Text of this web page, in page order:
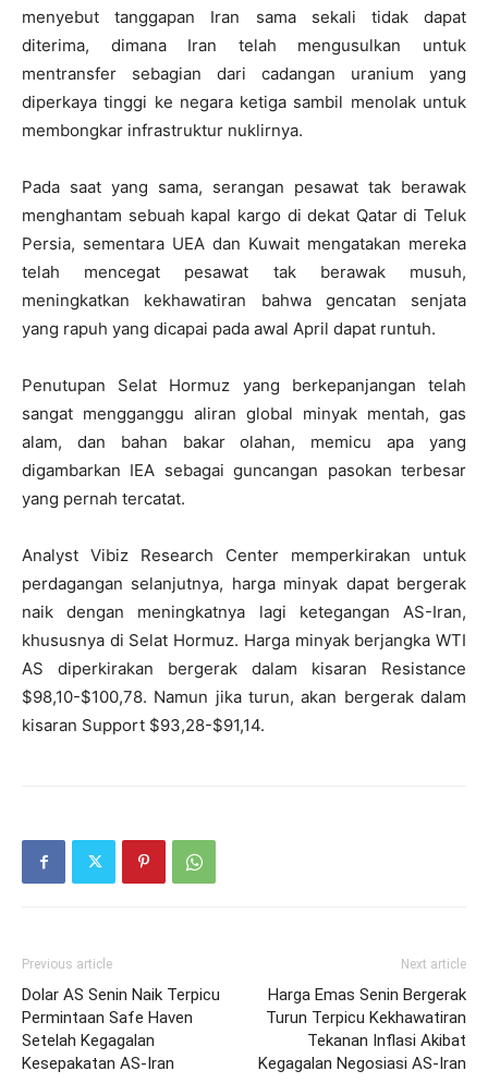
menyebut tanggapan Iran sama sekali tidak dapat
diterima, dimana Iran telah mengusulkan untuk
mentransfer sebagian dari cadangan uranium yang
diperkaya tinggi ke negara ketiga sambil menolak untuk
membongkar infrastruktur nuklirnya.
Pada saat yang sama, serangan pesawat tak berawak
menghantam sebuah kapal kargo di dekat Qatar di Teluk
Persia, sementara UEA dan Kuwait mengatakan mereka
telah mencegat pesawat tak berawak musuh,
meningkatkan kekhawatiran bahwa gencatan senjata
yang rapuh yang dicapai pada awal April dapat runtuh.
Penutupan Selat Hormuz yang berkepanjangan telah
sangat mengganggu aliran global minyak mentah, gas
alam, dan bahan bakar olahan, memicu apa yang
digambarkan IEA sebagai guncangan pasokan terbesar
yang pernah tercatat.
Analyst Vibiz Research Center memperkirakan untuk
perdagangan selanjutnya, harga minyak dapat bergerak
naik dengan meningkatnya lagi ketegangan AS-Iran,
khususnya di Selat Hormuz. Harga minyak berjangka WTI
AS diperkirakan bergerak dalam kisaran Resistance
$98,10-$100,78. Namun jika turun, akan bergerak dalam
kisaran Support $93,28-$91,14.
Previous article
Dolar AS Senin Naik Terpicu
Permintaan Safe Haven
Setelah Kegagalan
Kesepakatan AS-Iran
Next article
Harga Emas Senin Bergerak
Turun Terpicu Kekhawatiran
Tekanan Inflasi Akibat
Kegagalan Negosiasi AS-Iran